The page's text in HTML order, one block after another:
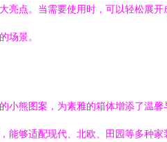
点。当需要使用时，可以轻松展
场景。
小熊图案，为素雅的箱体增添了温
够适配现代、北欧、田园等多种家